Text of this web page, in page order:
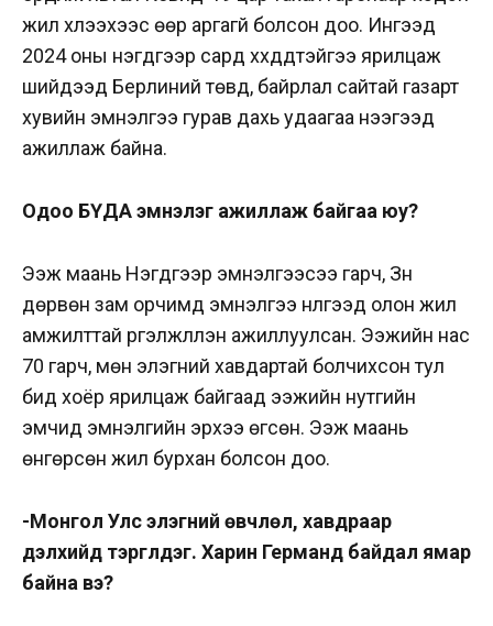
жил хүлээхээс өөр аргагүй болсон доо. Ингээд
2024 оны нэгдүгээр сард хүүхдүүдтэйгээ ярилцаж
шийдээд Берлиний төвд, байрлал сайтай газарт
хувийн эмнэлгээ гурав дахь удаагаа нээгээд
ажиллаж байна.
Одоо БҮДА эмнэлэг ажиллаж байгаа юу?
Ээж маань Нэгдүгээр эмнэлгээсээ гарч, Зүүн
дөрвөн зам орчимд эмнэлгээ нүүлгээд олон жил
амжилттай үргэлжлүүлэн ажиллуулсан. Ээжийн нас
70 гарч, мөн элэгний хавдартай болчихсон тул
бид хоёр ярилцаж байгаад ээжийн нутгийн
эмчид эмнэлгийн эрхээ өгсөн. Ээж маань
өнгөрсөн жил бурхан болсон доо.
-Монгол Улс элэгний өвчлөл, хавдраар
дэлхийд тэргүүлдэг. Харин Германд байдал ямар
байна вэ?